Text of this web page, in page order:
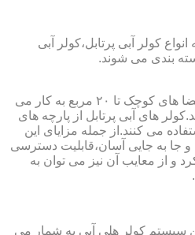
کولر آبی پرتابل،کولر آبی
بندی می شوند.
این نوع کولر ها معمولا برای فضا های کوچک تا ۲۰ مربع به کار می
های آبی پرتابل از پارچه های
می کنند.از جمله مزایای این
جا به جایی آسان،قابلیت دسترسی
و از معایب آن نیز می توان به
سیستم کولر هلی آبی به شمار می